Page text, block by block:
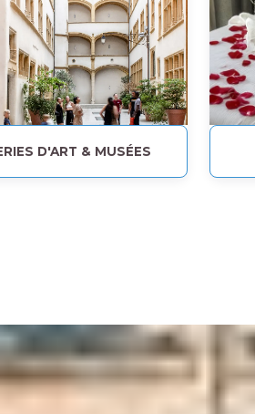
D'ART & MUSÉES